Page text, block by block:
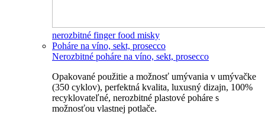
nerozbitné finger food misky
Poháre na víno, sekt, prosecco
Nerozbitné poháre na víno, sekt, prosecco
Opakované použitie a možnosť umývania v umývačke
(350 cyklov), perfektná kvalita, luxusný dizajn, 100%
recyklovateľné, nerozbitné plastové poháre s
možnosťou vlastnej potlače.